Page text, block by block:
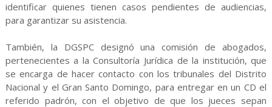
identificar quienes tienen casos pendientes de audiencias,
para garantizar su asistencia.
También, la DGSPC designó una comisión de abogados,
pertenecientes a la Consultoría Jurídica de la institución, que
se encarga de hacer contacto con los tribunales del Distrito
Nacional y el Gran Santo Domingo, para entregar en un CD el
referido padrón, con el objetivo de que los jueces sepan